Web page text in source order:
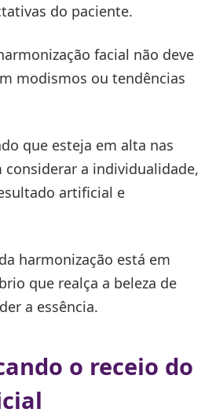
do paciente.
facial não deve
modismos ou tendências
que esteja em alta nas
considerar a individualidade,
artificial e
harmonização está em
que realça a beleza de
a essência.
o receio do